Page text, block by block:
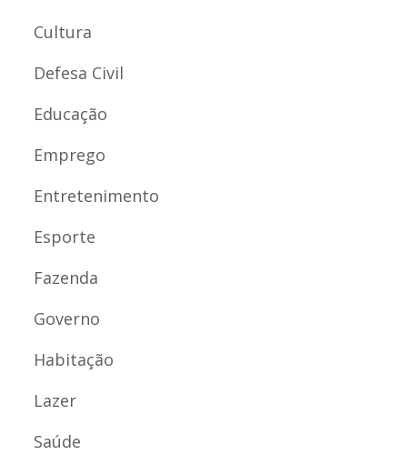
Cultura
Defesa Civil
Educação
Emprego
Entretenimento
Esporte
Fazenda
Governo
Habitação
Lazer
Saúde